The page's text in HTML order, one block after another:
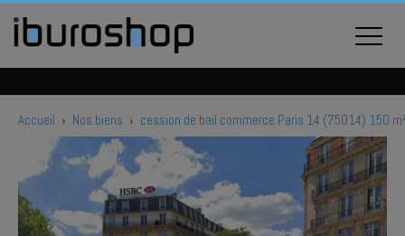
Accueil › Nos biens › cession de bail commerce Paris 14 (75014) 150